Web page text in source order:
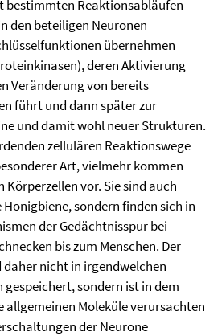
bestimmten Reaktionsabläufen
den beteiligen Neuronen
übernehmen
deren Aktivierung
Veränderung von bereits
führt und dann später zur
und damit wohl neuer Strukturen.
zellulären Reaktionswege
Art, vielmehr kommen
vor. Sie sind auch
sondern finden sich in
der Gedächtnisspur bei
bis zum Menschen. Der
nicht in irgendwelchen
gespeichert, sondern ist in dem
allgemeinen Moleküle verursachten
der Neurone